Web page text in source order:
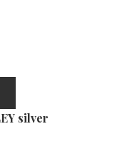
silver